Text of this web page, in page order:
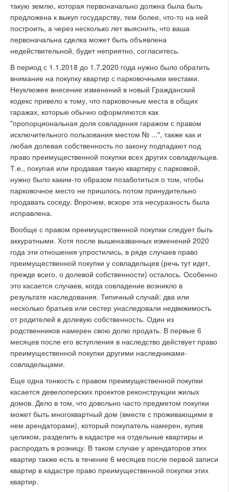
такую землю, которая первоначально должна была быть
предложена к выкуп государству, тем более, что-то на ней
построить, а через несколько лет выяснить, что ваша
первоначальна сделка может быть объявлена
недействительной, будет неприятно, согласитесь.
В период с 1.1.2018 до 1.7.2020 года нужно было обратить
внимание на покупку квартир с парковочными местами.
Неуклюжее внесение изменений в новый Гражданский
кодекс привело к тому, что парковочные места в общих
гаражах, которые обычно оформляются как
"пропорциональная доля совладения гаражом с правом
исключительного пользования местом № ...", также как и
любая долевая собственность по закону подпадают под
право преимущественной покупки всех других совладельцев.
Т.е., покупая или продавая такую квартиру с парковкой,
нужно было каким-то образом позаботиться о том, чтобы
парковочное место не пришлось потом принудительно
продавать соседу. Впрочем, вскоре эта несуразность была
исправлена.
Вообще с правом преимущественной покупки следует быть
аккуратными. Хотя после вышеназванных изменений 2020
года эти отношения упростились, в ряде случаев право
преимущественной покупки у совладельцев (речь тут идет,
прежде всего, о долевой собственности) осталось. Особенно
это касается случаев, когда совладение возникло в
результате наследования. Типичный случай: два или
несколько братьев или сестер унаследовали недвижимость
от родителей в долевую собственность. Один из
родственников намерен свою долю продать. В первые 6
месяцев после его вступления в наследство действует право
преимущественной покупки другими наследниками-
совладельцами.
Еще одна тонкость с правом преимущественной покупки
касается девелоперских проектов реконструкции жилых
домов. Дело в том, что довольно часто предметом покупки
может быть многоквартный дом (вместе с проживающими в
нем арендаторами), который покупатель намерен, купив
целиком, разделить в кадастре на отдельные квартиры и
распродать в розницу. В таком случае у арендаторов этих
квартир также есть в течение 6 месяцев после первой записи
квартир в кадастре право преимущественной покупки этих
квартир.